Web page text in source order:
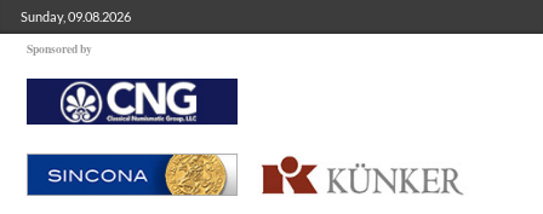
Sunday, 09.08.2026
Sponsored by